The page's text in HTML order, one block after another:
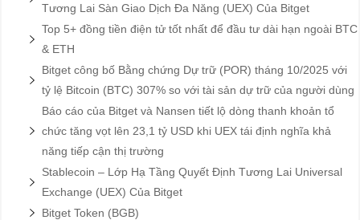
Tương Lai Sàn Giao Dịch Đa Năng (UEX) Của Bitget
Top 5+ đồng tiền điện tử tốt nhất để đầu tư dài hạn ngoài BTC
& ETH
Bitget công bố Bằng chứng Dự trữ (POR) tháng 10/2025 với
tỷ lệ Bitcoin (BTC) 307% so với tài sản dự trữ của người dùng
Báo cáo của Bitget và Nansen tiết lộ dòng thanh khoản tổ
chức tăng vọt lên 23,1 tỷ USD khi UEX tái định nghĩa khả
năng tiếp cận thị trường
Stablecoin – Lớp Hạ Tầng Quyết Định Tương Lai Universal
Exchange (UEX) Của Bitget
Bitget Token (BGB)